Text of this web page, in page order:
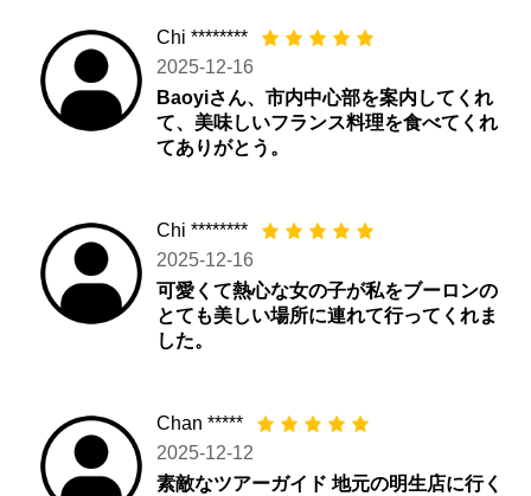
Chi ********
2025-12-16
Baoyiさん、市内中心部を案内してくれ
て、美味しいフランス料理を食べてくれ
てありがとう。
Chi ********
2025-12-16
可愛くて熱心な女の子が私をブーロンの
とても美しい場所に連れて行ってくれま
した。
Chan *****
2025-12-12
素敵なツアーガイド 地元の明生店に行く